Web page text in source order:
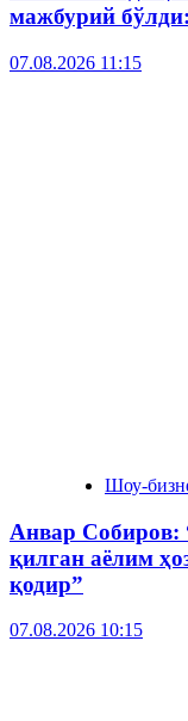
мажбурий
07.08.2026 11:15
Шоу-
Анвар Собиров:
қилган аёлим
қодир”
07.08.2026 10:15